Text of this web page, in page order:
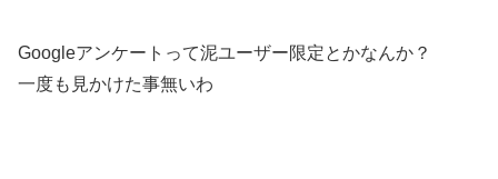
Googleアンケートって泥ユーザー限定とかなんか？
一度も見かけた事無いわ